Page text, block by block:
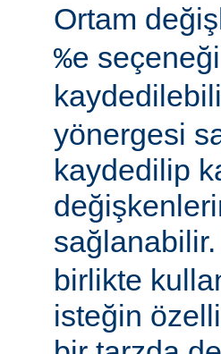
Ortam
%e
yönergesi
kaydedilip
birlikte
isteğin